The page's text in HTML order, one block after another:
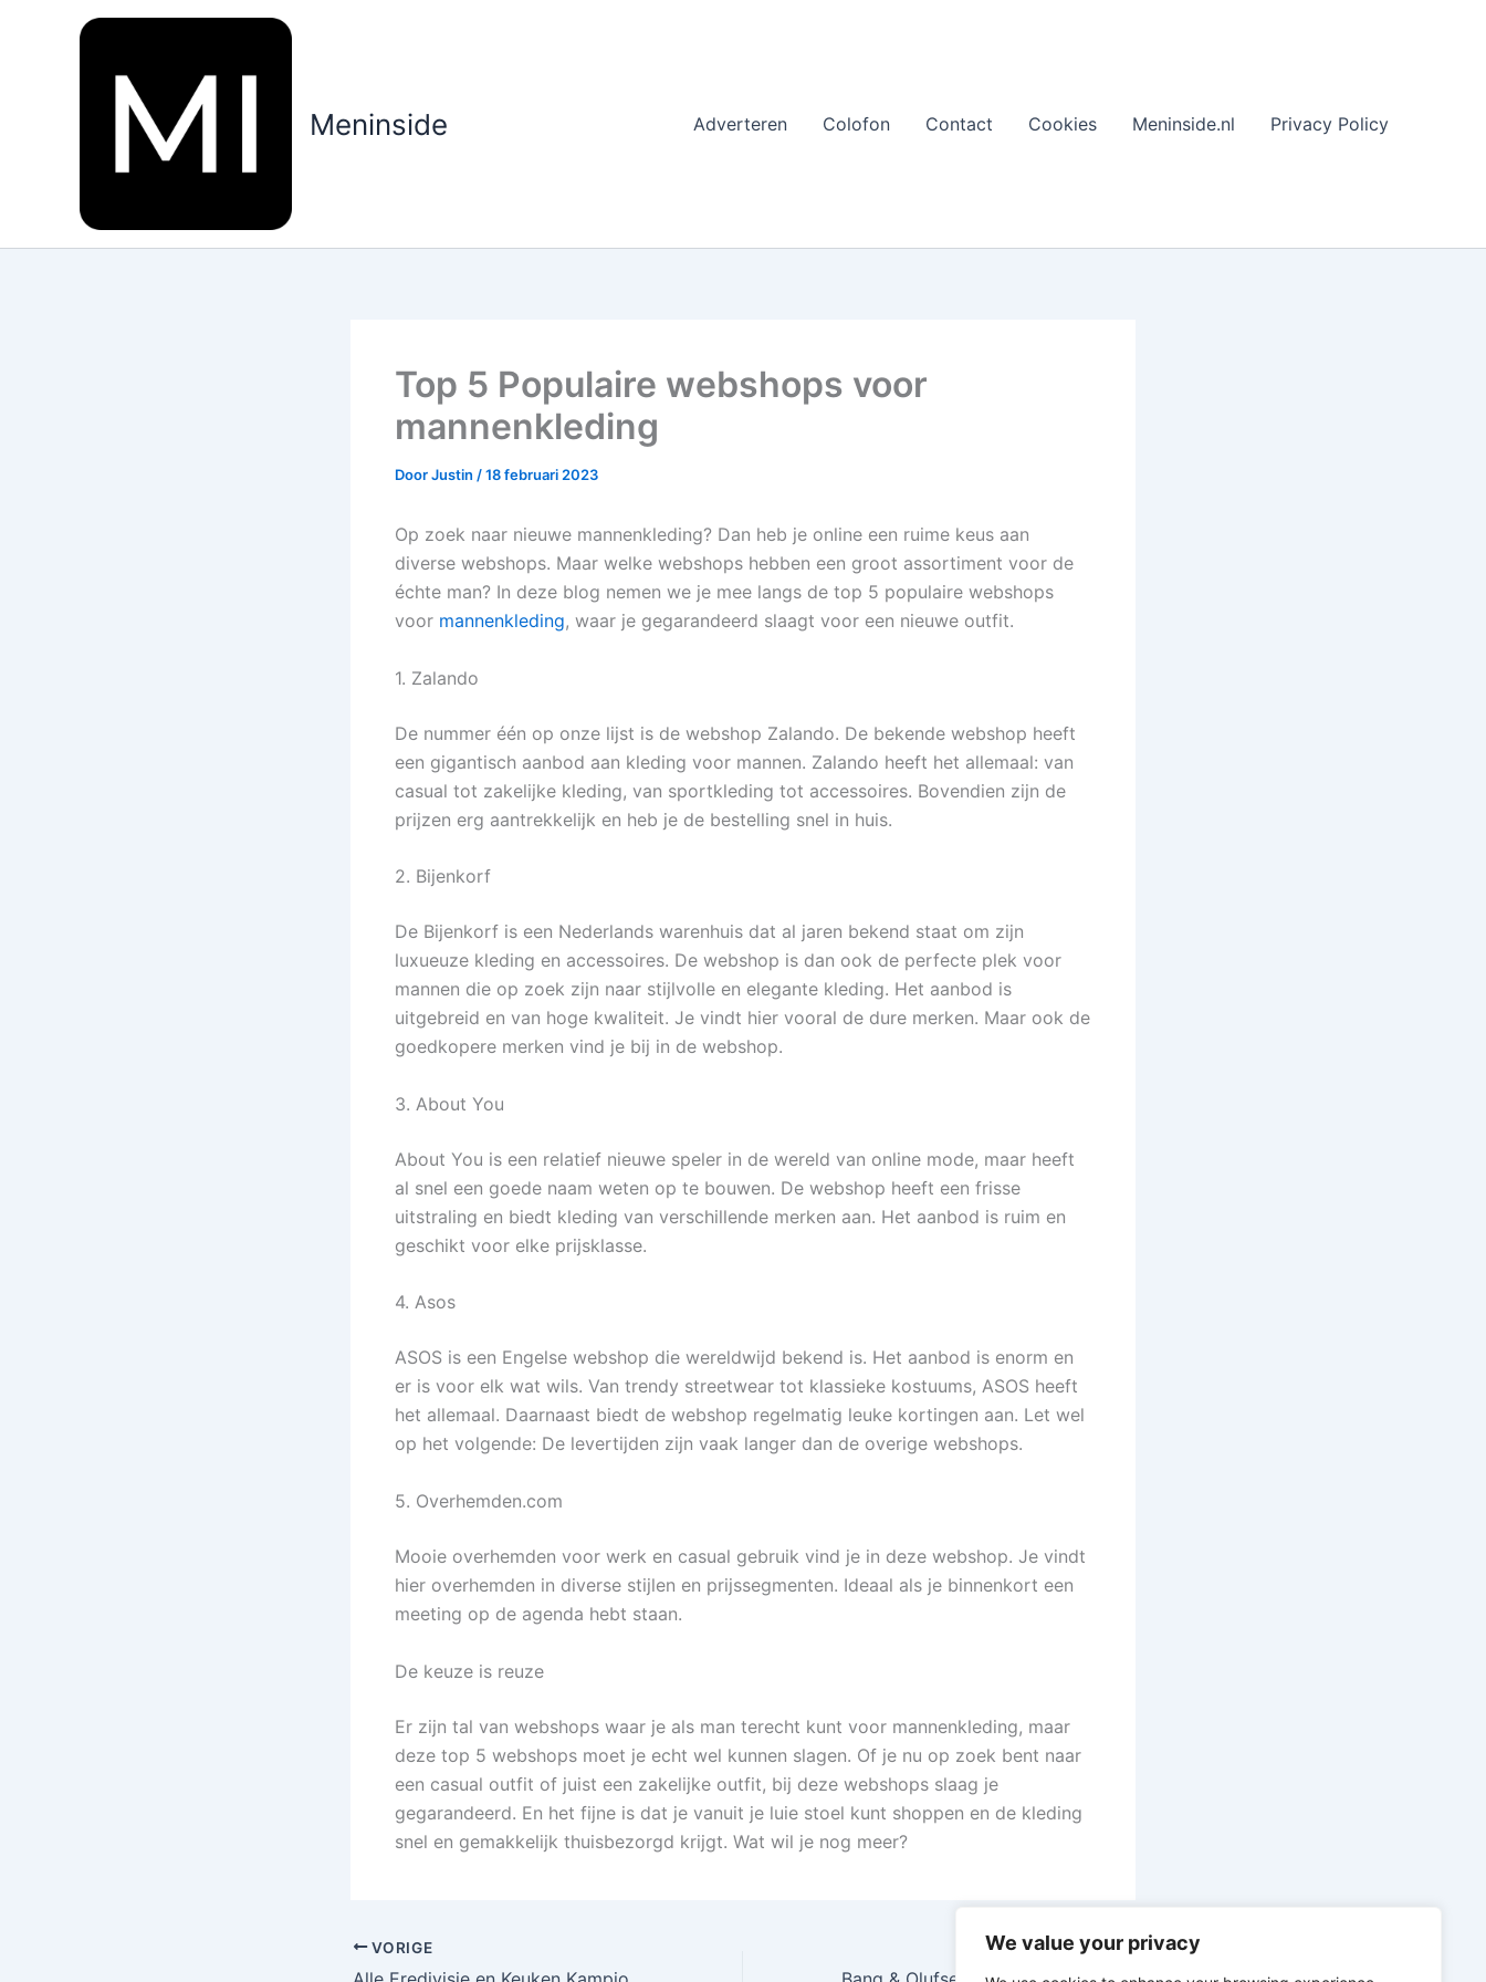
We value your privacy
Meninside Adverteren Colofon Contact Cookies Meninside.nl Privacy Policy
Top 5 Populaire webshops voor
mannenkleding
DoorJustin /18 februari 2023
Op zoek naar nieuwe mannenkleding? Dan heb je online een ruime keus aan
diverse webshops. Maar welke webshops hebben een groot assortiment voor de
échte man? In deze blog nemen we je mee langs de top 5 populaire webshops
voor mannenkleding, waar je gegarandeerd slaagt voor een nieuwe outfit.
1. Zalando
De nummer één op onze lijst is de webshop Zalando. De bekende webshop heeft
een gigantisch aanbod aan kleding voor mannen. Zalando heeft het allemaal: van
casual tot zakelijke kleding, van sportkleding tot accessoires. Bovendien zijn de
prijzen erg aantrekkelijk en heb je de bestelling snel in huis.
2. Bijenkorf
De Bijenkorf is een Nederlands warenhuis dat al jaren bekend staat om zijn
luxueuze kleding en accessoires. De webshop is dan ook de perfecte plek voor
mannen die op zoek zijn naar stijlvolle en elegante kleding. Het aanbod is
uitgebreid en van hoge kwaliteit. Je vindt hier vooral de dure merken. Maar ook de
goedkopere merken vind je bij in de webshop.
3. About You
About You is een relatief nieuwe speler in de wereld van online mode, maar heeft
al snel een goede naam weten op te bouwen. De webshop heeft een frisse
uitstraling en biedt kleding van verschillende merken aan. Het aanbod is ruim en
geschikt voor elke prijsklasse.
4. Asos
ASOS is een Engelse webshop die wereldwijd bekend is. Het aanbod is enorm en
er is voor elk wat wils. Van trendy streetwear tot klassieke kostuums, ASOS heeft
het allemaal. Daarnaast biedt de webshop regelmatig leuke kortingen aan. Let wel
op het volgende: De levertijden zijn vaak langer dan de overige webshops.
5. Overhemden.com
Mooie overhemden voor werk en casual gebruik vind je in deze webshop. Je vindt
hier overhemden in diverse stijlen en prijssegmenten. Ideaal als je binnenkort een
meeting op de agenda hebt staan.
De keuze is reuze
Er zijn tal van webshops waar je als man terecht kunt voor mannenkleding, maar
deze top 5 webshops moet je echt wel kunnen slagen. Of je nu op zoek bent naar
een casual outfit of juist een zakelijke outfit, bij deze webshops slaag je
gegarandeerd. En het fijne is dat je vanuit je luie stoel kunt shoppen en de kleding
snel en gemakkelijk thuisbezorgd krijgt. Wat wil je nog meer?
VORIGE VOLGENDE